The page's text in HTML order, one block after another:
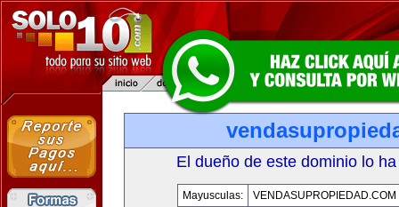
El dueño de este dominio lo
Mayusculas:
VENDASUPROPIEDAD.COM